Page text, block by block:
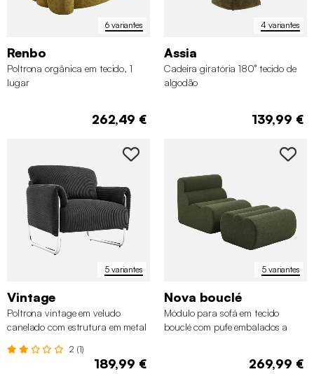
6 variantes
Renbo
Poltrona orgânica em tecido, 1
lugar
262,49 €
4 variantes
Assia
Cadeira giratória 180° tecido de
algodão
139,99 €
5 variantes
Vintage
Poltrona vintage em veludo
canelado com estrutura em metal
2 (1)
189,99 €
5 variantes
Nova bouclé
Módulo para sofá em tecido
bouclé com pufe embalados a
269,99 €